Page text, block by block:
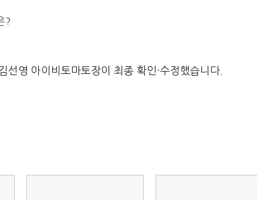
?
영 아이비토마토장이 최종 확인·수정했습니다.